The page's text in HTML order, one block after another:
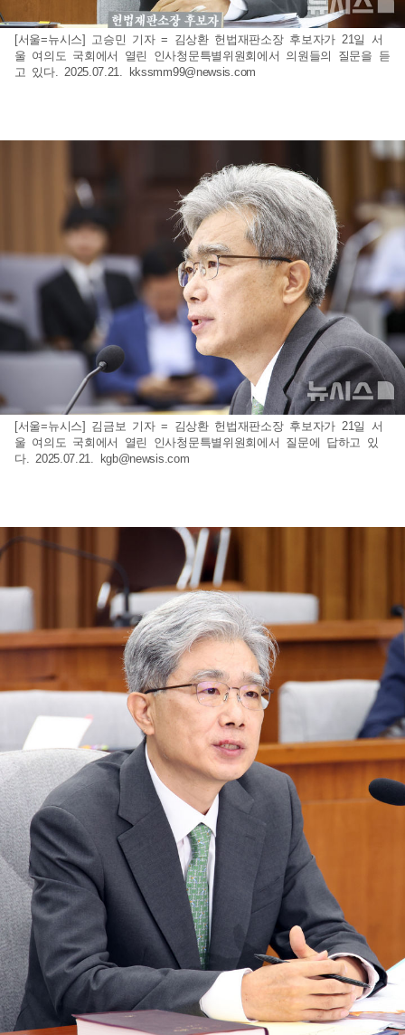
[서울=뉴시스] 고승민 기자 = 김상환 헌법재판소장 후보자가 21일 서
울 여의도 국회에서 열린 인사청문특별위원회에서 의원들의 질문을 듣
고 있다. 2025.07.21.
kkssmm99@newsis.com
[서울=뉴시스] 김금보 기자 = 김상환 헌법재판소장 후보자가 21일 서
울 여의도 국회에서 열린 인사청문특별위원회에서 질문에 답하고 있
다. 2025.07.21.
kgb@newsis.com